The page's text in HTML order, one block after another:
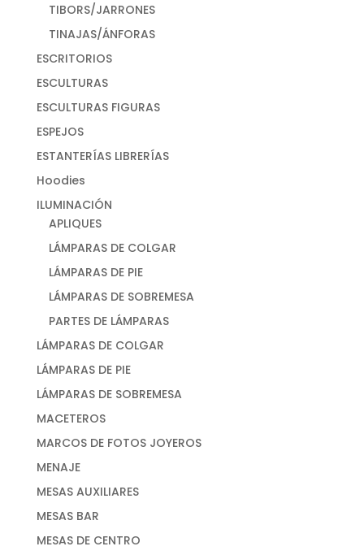
TIBORS/JARRONES
TINAJAS/ÁNFORAS
ESCRITORIOS
ESCULTURAS
ESCULTURAS FIGURAS
ESPEJOS
ESTANTERÍAS LIBRERÍAS
Hoodies
ILUMINACIÓN
APLIQUES
LÁMPARAS DE COLGAR
LÁMPARAS DE PIE
LÁMPARAS DE SOBREMESA
PARTES DE LÁMPARAS
LÁMPARAS DE COLGAR
LÁMPARAS DE PIE
LÁMPARAS DE SOBREMESA
MACETEROS
MARCOS DE FOTOS JOYEROS
MENAJE
MESAS AUXILIARES
MESAS BAR
MESAS DE CENTRO